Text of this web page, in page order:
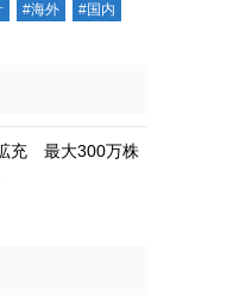
#海外
#国内
充 最大300万株